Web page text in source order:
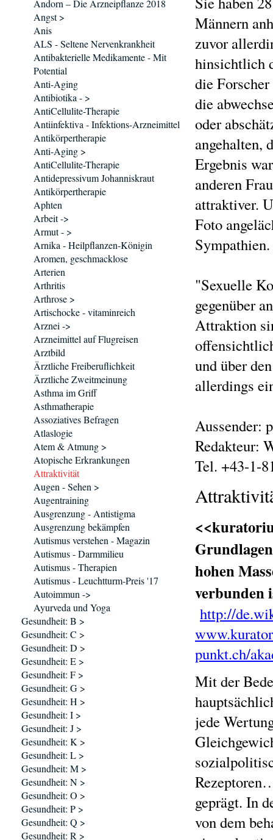
Männern
zuvor
hinsichtlich
die
die
oder
angehalten,
Ergebnis
anderen
attraktiver.
Foto
Sympathien.
"Sexuelle
gegenüber
Attraktion
und über
allerdings
Aussender:
Redakteur:
Tel. +43-1-
hohen
verbunden
http://
punkt.ch/
Mit der
jede
geprägt. In
von dem
Andorn – Die Arzneipflanze 2018
Angst >
Anis
ALS - Seltene Nervenkrankheit
Antibakterielle Medikamente - Mit
Potential
Anti-Aging
Antibiotika - >
AntiCellulite-Therapie
Antiinfektiva - Infektions-Arzneimittel
Antikörpertherapie
Anti-Aging >
AntiCellulite-Therapie
Antidepressivum Johanniskraut
Antikörpertherapie
Aphten
Arbeit ->
Armut - >
Arnika - Heilpflanzen-Königin
Aromen, geschmacklose
Arterien
Arthritis
Arthrose >
Artischocke - vitaminreich
Arznei ->
Arzneimittel auf Flugreisen
Arztbild
Ärztliche Freiberuflichkeit
Ärztliche Zweitmeinung
Asthma im Griff
Asthmatherapie
Assoziatives Befragen
Atlaslogie
Atem & Atmung >
Atopische Erkrankungen
Attraktivität
Augen - Sehen >
Augentraining
Ausgrenzung - Antistigma
Ausgrenzung bekämpfen
Autismus verstehen - Magazin
Autismus - Darmmilieu
Autismus - Therapien
Autismus - Leuchtturm-Preis '17
Autoimmun ->
Ayurveda und Yoga
Gesundheit: B >
Gesundheit: C >
Gesundheit: D >
Gesundheit: E >
Gesundheit: F >
Gesundheit: G >
Gesundheit: H >
Gesundheit: I >
Gesundheit: J >
Gesundheit: K >
Gesundheit: L >
Gesundheit: M >
Gesundheit: N >
Gesundheit: O >
Gesundheit: P >
Gesundheit: Q >
Gesundheit: R >